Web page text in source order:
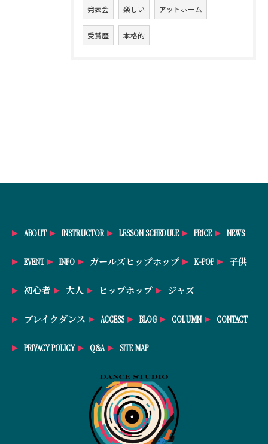
発表会 楽しい アットホーム
受賞歴 本格的
ABOUT INSTRUCTOR LESSON SCHEDULE PRICE NEWS
EVENT INFO ガールズヒップホップ K-POP 子供
初心者 大人 ヒップホップ ジャズ
ブレイクダンス ACCESS BLOG COLUMN CONTACT
PRIVACY POLICY Q&A SITE MAP